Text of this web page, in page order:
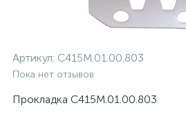
Артикул: С415М.01.00.803
Пока нет отзывов
Прокладка С415М.01.00.803